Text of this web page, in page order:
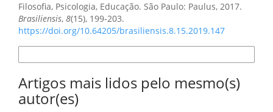
Filosofia, Psicologia, Educação. São Paulo: Paulus, 2017.
Brasiliensis, 8(15), 199-203.
https://doi.org/10.64205/brasiliensis.8.15.2019.147
Artigos mais lidos pelo mesmo(s)
autor(es)